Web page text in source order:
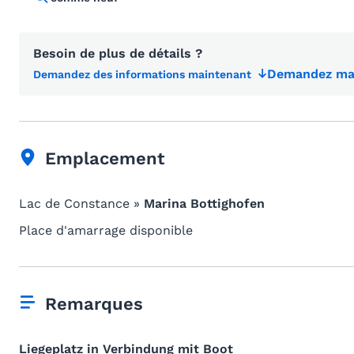
Besoin de plus de détails ?
Demandez des informations maintenant Demandez
Emplacement
Lac de Constance » Marina Bottighofen
Place d'amarrage disponible
Remarques
Liegeplatz in Verbindung mit Boot